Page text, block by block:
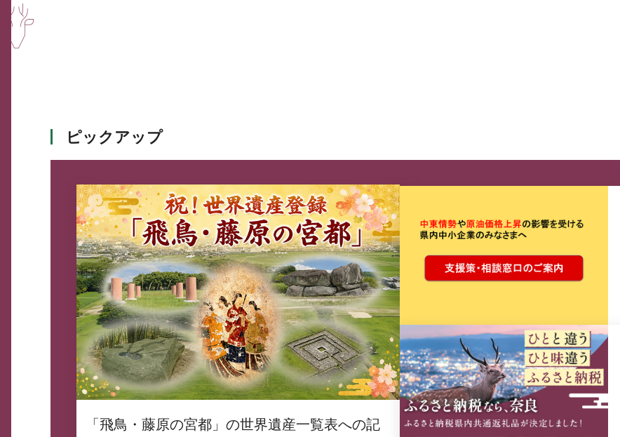
ピックアップ
「飛鳥・藤原の宮都」の世界遺産一覧表への記